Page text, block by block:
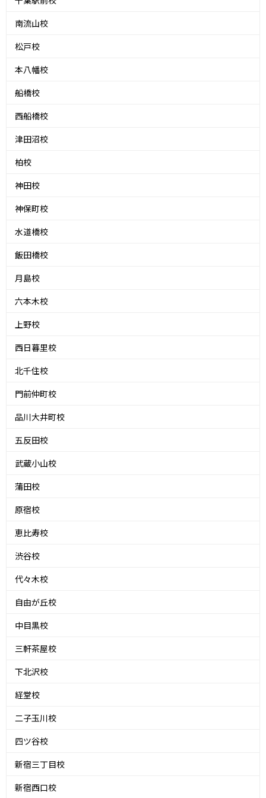
南流山校
松戸校
本八幡校
船橋校
西船橋校
津田沼校
柏校
神田校
神保町校
水道橋校
飯田橋校
月島校
六本木校
上野校
西日暮里校
北千住校
門前仲町校
品川大井町校
五反田校
武蔵小山校
蒲田校
原宿校
恵比寿校
渋谷校
代々木校
自由が丘校
中目黒校
三軒茶屋校
下北沢校
経堂校
二子玉川校
四ツ谷校
新宿三丁目校
新宿西口校